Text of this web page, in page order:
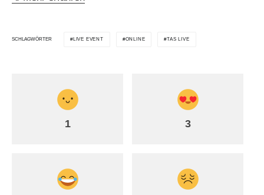
SCHLAGWÖRTER LIVE EVENT ONLINE TAS LIVE
1 3